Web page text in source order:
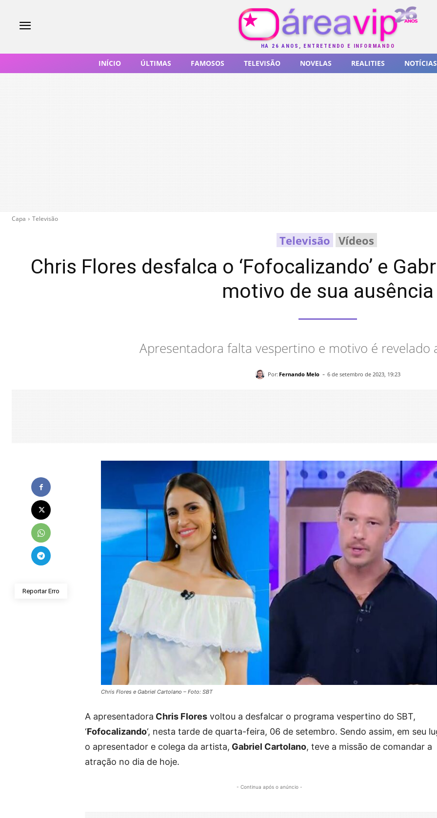
HÁ 26 ANOS, ENTRETENDO E INFORMANDO
INÍCIO ÚLTIMAS FAMOSOS TELEVISÃO NOVELAS REALITIES NOTÍCIAS
Capa Televisão
Televisão Vídeos
Chris Flores desfalca o ‘Fofocalizando’ e
motivo de sua ausência
Apresentadora falta vespertino e motivo é revelado
Por: Fernando Melo - 6 de setembro de 2023, 19:23
Reportar Erro
Chris Flores e Gabriel Cartolano – Foto: SBT
A apresentadora Chris Flores voltou a desfalcar o programa vespertino do SBT,
‘Fofocalizando‘, nesta tarde de quarta-feira, 06 de setembro. Sendo assim, em seu
o apresentador e colega da artista, Gabriel Cartolano, teve a missão de comandar a
atração no dia de hoje.
- Continua após o anúncio -